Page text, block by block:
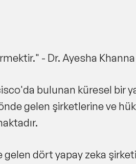
- Dr. Ayesha Khanna
bulunan küresel bir
gelen şirketlerine ve
gelen dört yapay zeka